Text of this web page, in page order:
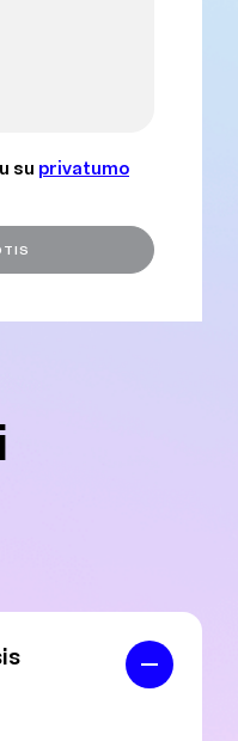
su privatumo